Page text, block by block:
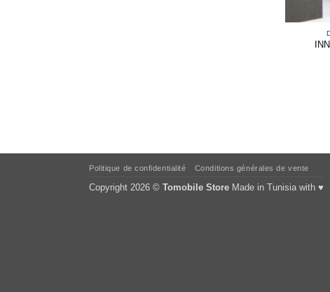
Politique de confidentialité Conditions générales de vente
Copyright 2026 © Tomobile Store Made in Tunisia with ♥